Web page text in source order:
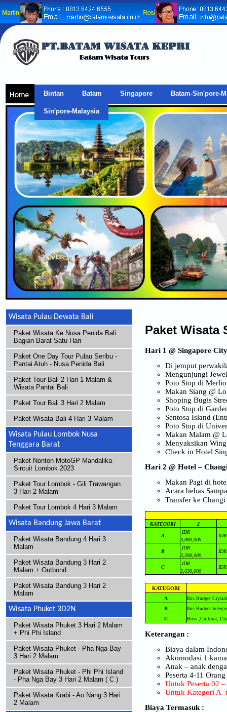
Bintan Batam Singapore Batam-Sin'pore-
Sin'pore-Malaysia
Wisata Pulau Dewata Bali
Paket Wisata Ke Nusa Penida Bali
Bagian Barat Satu Hari
Paket One Day Tour Pulau Seribu -
Pantai Atuh - Nusa Penida Bali
Paket Tour Bali 2 Hari 1 Malam &
Wisata Pantai Bali
Paket Tour Bali 3 Hari 2 Malam
Paket Wisata Bali 4 Hari 3 Malam
Wisata Pulau Lombok Nusa
Tenggara Barat
Paket Nonton MotoGP Mandalika
Sircuit Lombok 2023
Paket Tour Lombok - Gili Trawangan
3 Hari 2 Malam
Paket Tour Lombok 4 Hari 3 Malam
Wisata Bandung Jawa Barat
Paket Wisata Bandung 4 Hari 3
Malam
Paket Wisata Bandung 3 Hari 2
Malam + Outbond
Paket Wisata Bandung 3 Hari 2
Malam
Wisata Phuket 3D2N
Paket Wisata Phuket 3 Hari 2 Malam
+ Phi Phi Island
Paket Wisata Phuket - Pha Nga Bay
3 Hari 2 Malam
Paket Wisata Phuket - Phi Phi Island
- Pha Nga Bay 3 Hari 2 Malam ( C )
Paket Wisata Krabi - Ao Nang 3 Hari
2 Malam
Paket Wisata
Hari 1 @ Singapore
Di jemput
Mengunjungi
Poto Stop di
Makan Siang @
Shoping Bugis
Poto Stop di
Sentosa Island
Poto Stop di
Makan Malam @
Menyaksikan
Check in Hotel
Hari 2 @ Hotel –
Makan Pagi di
Acara bebas
Transfer ke
KATEGORI 2
A
IDR
3,080,000
B
IDR
3,390,000
C
IDR
3,630,000
KATEGORI
A
Ibis Budget
B
Ibis Budget
C
Boss ,Cultural,
Keterangan :
Biaya dalam
Akomodasi 1
Anak – anak
Peserta 4-11
Untuk Peserta 02
Untuk Kategori A
Biaya Termasuk :